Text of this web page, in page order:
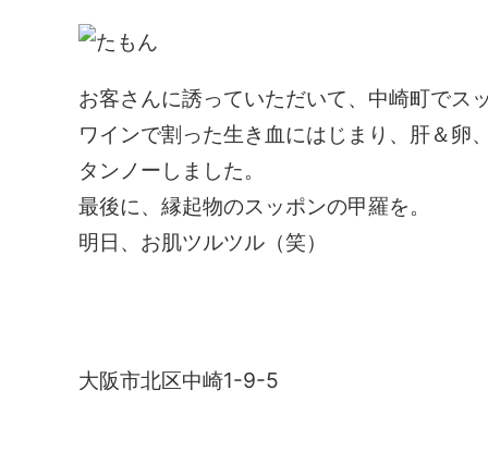
お客さんに誘っていただいて、中崎町でス
ワインで割った生き血にはじまり、肝＆卵
タンノーしました。
最後に、縁起物のスッポンの甲羅を。
明日、お肌ツルツル（笑）
大阪市北区中崎1-9-5